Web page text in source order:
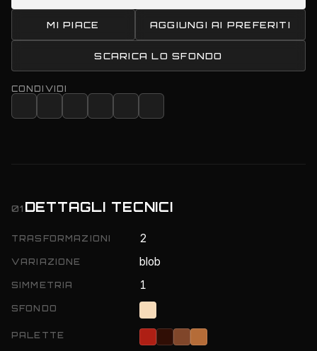
MI PIACE AGGIUNGI AI PREFERITI
SCARICA LO SFONDO
CONDIVIDI
01 DETTAGLI TECNICI
TRASFORMAZIONI 2
VARIAZIONE blob
SIMMETRIA 1
SFONDO
PALETTE